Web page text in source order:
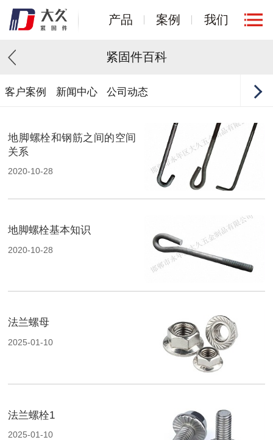
产品 案例 我们
紧固件百科
客户案例 新闻中心 公司动态
地脚螺栓和钢筋之间的空间
关系
2020-10-28
地脚螺栓基本知识
2020-10-28
法兰螺母
2025-01-10
法兰螺栓1
2025-01-10